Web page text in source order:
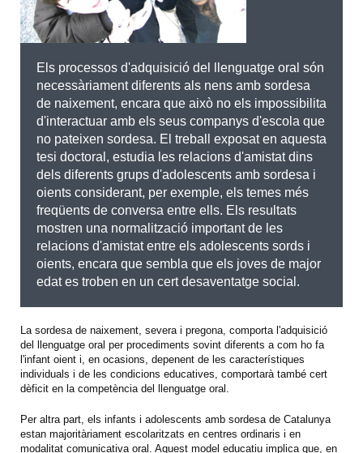
Els processos d'adquisició del llenguatge oral són
necessàriament diferents als nens amb sordesa
de naixement, encara que això no els impossibilita
d'interactuar amb els seus companys d'escola que
no pateixen sordesa. El treball exposat en aquesta
tesi doctoral, estudia les relacions d'amistat dins
dels diferents grups d'adolescents amb sordesa i
oients considerant, per exemple, els temes més
freqüents de conversa entre ells. Els resultats
mostren una normalització important de les
relacions d'amistat entre els adolescents sords i
oients, encara que sembla que els joves de major
edat es troben en un cert desaventatge social.
La sordesa de naixement, severa i pregona, comporta l'adquisició
del llenguatge oral per procediments sovint diferents a com ho fa
l'infant oient i, en ocasions, depenent de les característiques
individuals i de les condicions educatives, comportarà també cert
dèficit en la competència del llenguatge oral.
Per altra part, els infants i adolescents amb sordesa de Catalunya
estan majoritàriament escolaritzats en centres ordinaris i en
modalitat comunicativa oral. Aquest model educatiu implica que, en